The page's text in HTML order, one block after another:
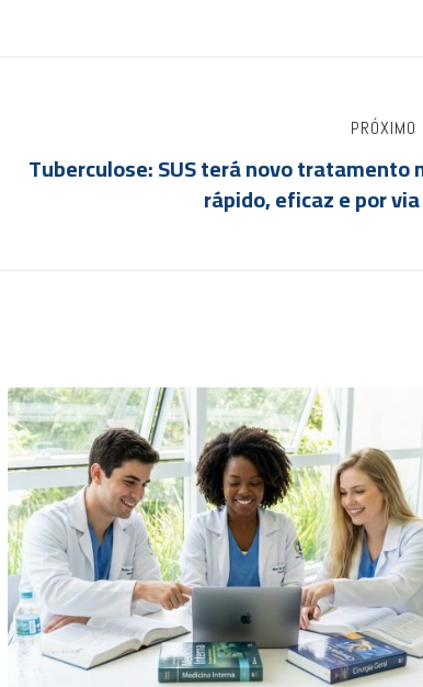
PRÓXIMO
Tuberculose: SUS terá novo tratamento
rápido, eficaz e por